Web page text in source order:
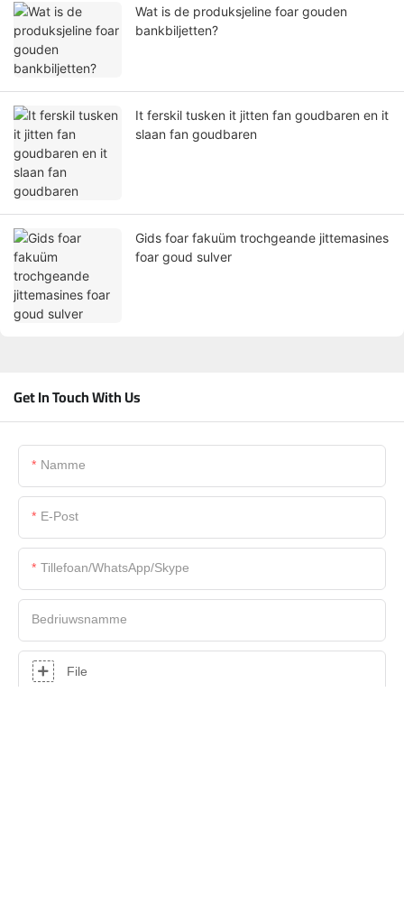
Wat is de produksjeline foar gouden
bankbiljetten?
It ferskil tusken it jitten fan goudbaren en it
slaan fan goudbaren
Gids foar fakuüm trochgeande jittemasines
foar goud sulver
Get In Touch With Us
Namme
E-Post
Tillefoan/WhatsApp/Skype
Bedriuwsnamme
File